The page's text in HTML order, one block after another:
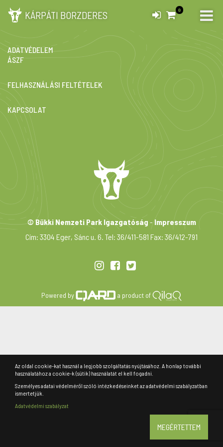
KÁRPÁTI BORZDERES 0
IMPRESSZUM
ADATVÉDELEM
ÁSZF
FELHASZNÁLÁSI FELTÉTELEK
KAPCSOLAT
© Bükki Nemzeti Park Igazgatóság -Impresszum
Cím: 3304 Eger, Sánc u. 6. Tel: 36/411-581 Fax: 36/412-791
Powered by a product of
Az oldal cookie-kat használ a legjobb szolgáltatás nyújtásához. A honlap további
használatához a cookie-k (sütik) használatát el kell fogadni.
Személyes adatai védelméről szóló intézkedéseinket az adatvédelmi szabályzatban
ismertetjük.
Adatvédelmi szabályzat
MEGÉRTETTEM